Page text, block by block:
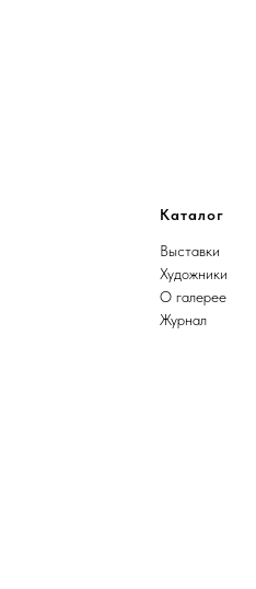
Каталог
Выставки
Художники
О галерее
Журнал